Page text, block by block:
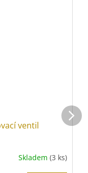
ventil
Skladem (3 ks)